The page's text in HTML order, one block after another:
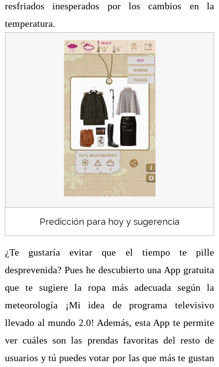
resfriados inesperados por los cambios en la
temperatura.
Predicción para hoy y sugerencia
¿Te gustaría evitar que el tiempo te pille
desprevenida? Pues he descubierto una App gratuita
que te sugiere la ropa más adecuada según la
meteorología ¡Mi idea de programa televisivo
llevado al mundo 2.0! Además, esta App te permite
ver cuáles son las prendas favoritas del resto de
usuarios y tú puedes votar por las que más te gustan